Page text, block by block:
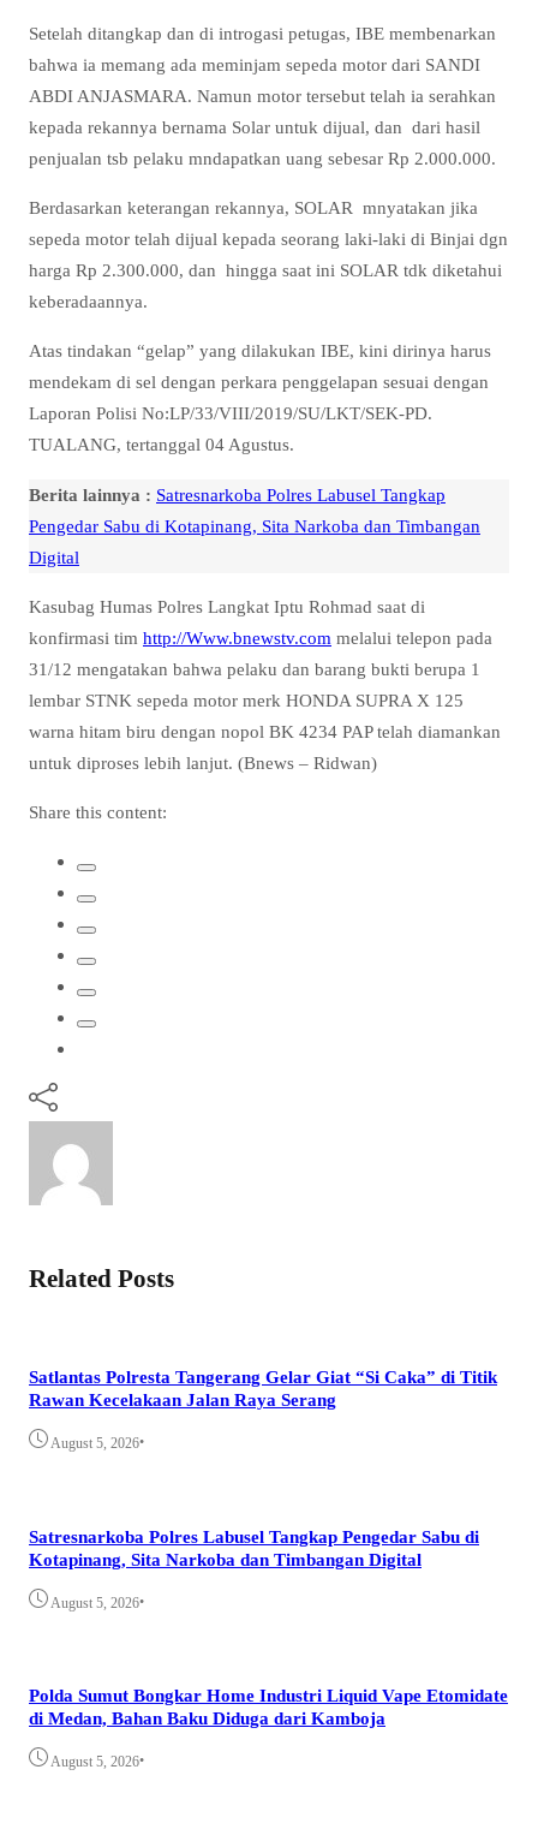
Setelah ditangkap dan di introgasi petugas, IBE membenarkan
bahwa ia memang ada meminjam sepeda motor dari SANDI
ABDI ANJASMARA. Namun motor tersebut telah ia serahkan
kepada rekannya bernama Solar untuk dijual, dan dari hasil
penjualan tsb pelaku mndapatkan uang sebesar Rp 2.000.000.
Berdasarkan keterangan rekannya, SOLAR mnyatakan jika
sepeda motor telah dijual kepada seorang laki-laki di Binjai dgn
harga Rp 2.300.000, dan hingga saat ini SOLAR tdk diketahui
keberadaannya.
Atas tindakan “gelap” yang dilakukan IBE, kini dirinya harus
mendekam di sel dengan perkara penggelapan sesuai dengan
Laporan Polisi No:LP/33/VIII/2019/SU/LKT/SEK-PD.
TUALANG, tertanggal 04 Agustus.
Berita lainnya : Satresnarkoba Polres Labusel Tangkap
Pengedar Sabu di Kotapinang, Sita Narkoba dan Timbangan
Digital
Kasubag Humas Polres Langkat Iptu Rohmad saat di
konfirmasi tim http://Www.bnewstv.com melalui telepon pada
31/12 mengatakan bahwa pelaku dan barang bukti berupa 1
lembar STNK sepeda motor merk HONDA SUPRA X 125
warna hitam biru dengan nopol BK 4234 PAP telah diamankan
untuk diproses lebih lanjut. (Bnews – Ridwan)
Share this content:
Related Posts
Satlantas Polresta Tangerang Gelar Giat “Si Caka” di Titik
Rawan Kecelakaan Jalan Raya Serang
August 5, 2026•
Satresnarkoba Polres Labusel Tangkap Pengedar Sabu di
Kotapinang, Sita Narkoba dan Timbangan Digital
August 5, 2026•
Polda Sumut Bongkar Home Industri Liquid Vape Etomidate
di Medan, Bahan Baku Diduga dari Kamboja
August 5, 2026•